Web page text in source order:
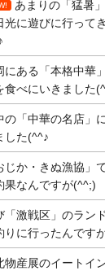
あまりの「猛暑
光に遊びに行って
にある「本格中華
食べにいきました
の「中華の名店」
した(^^♪
じか・きぬ漁協」
果なんですが(^^;)
「激戦区」のラン
りに行ったんです
物産展のイートイ